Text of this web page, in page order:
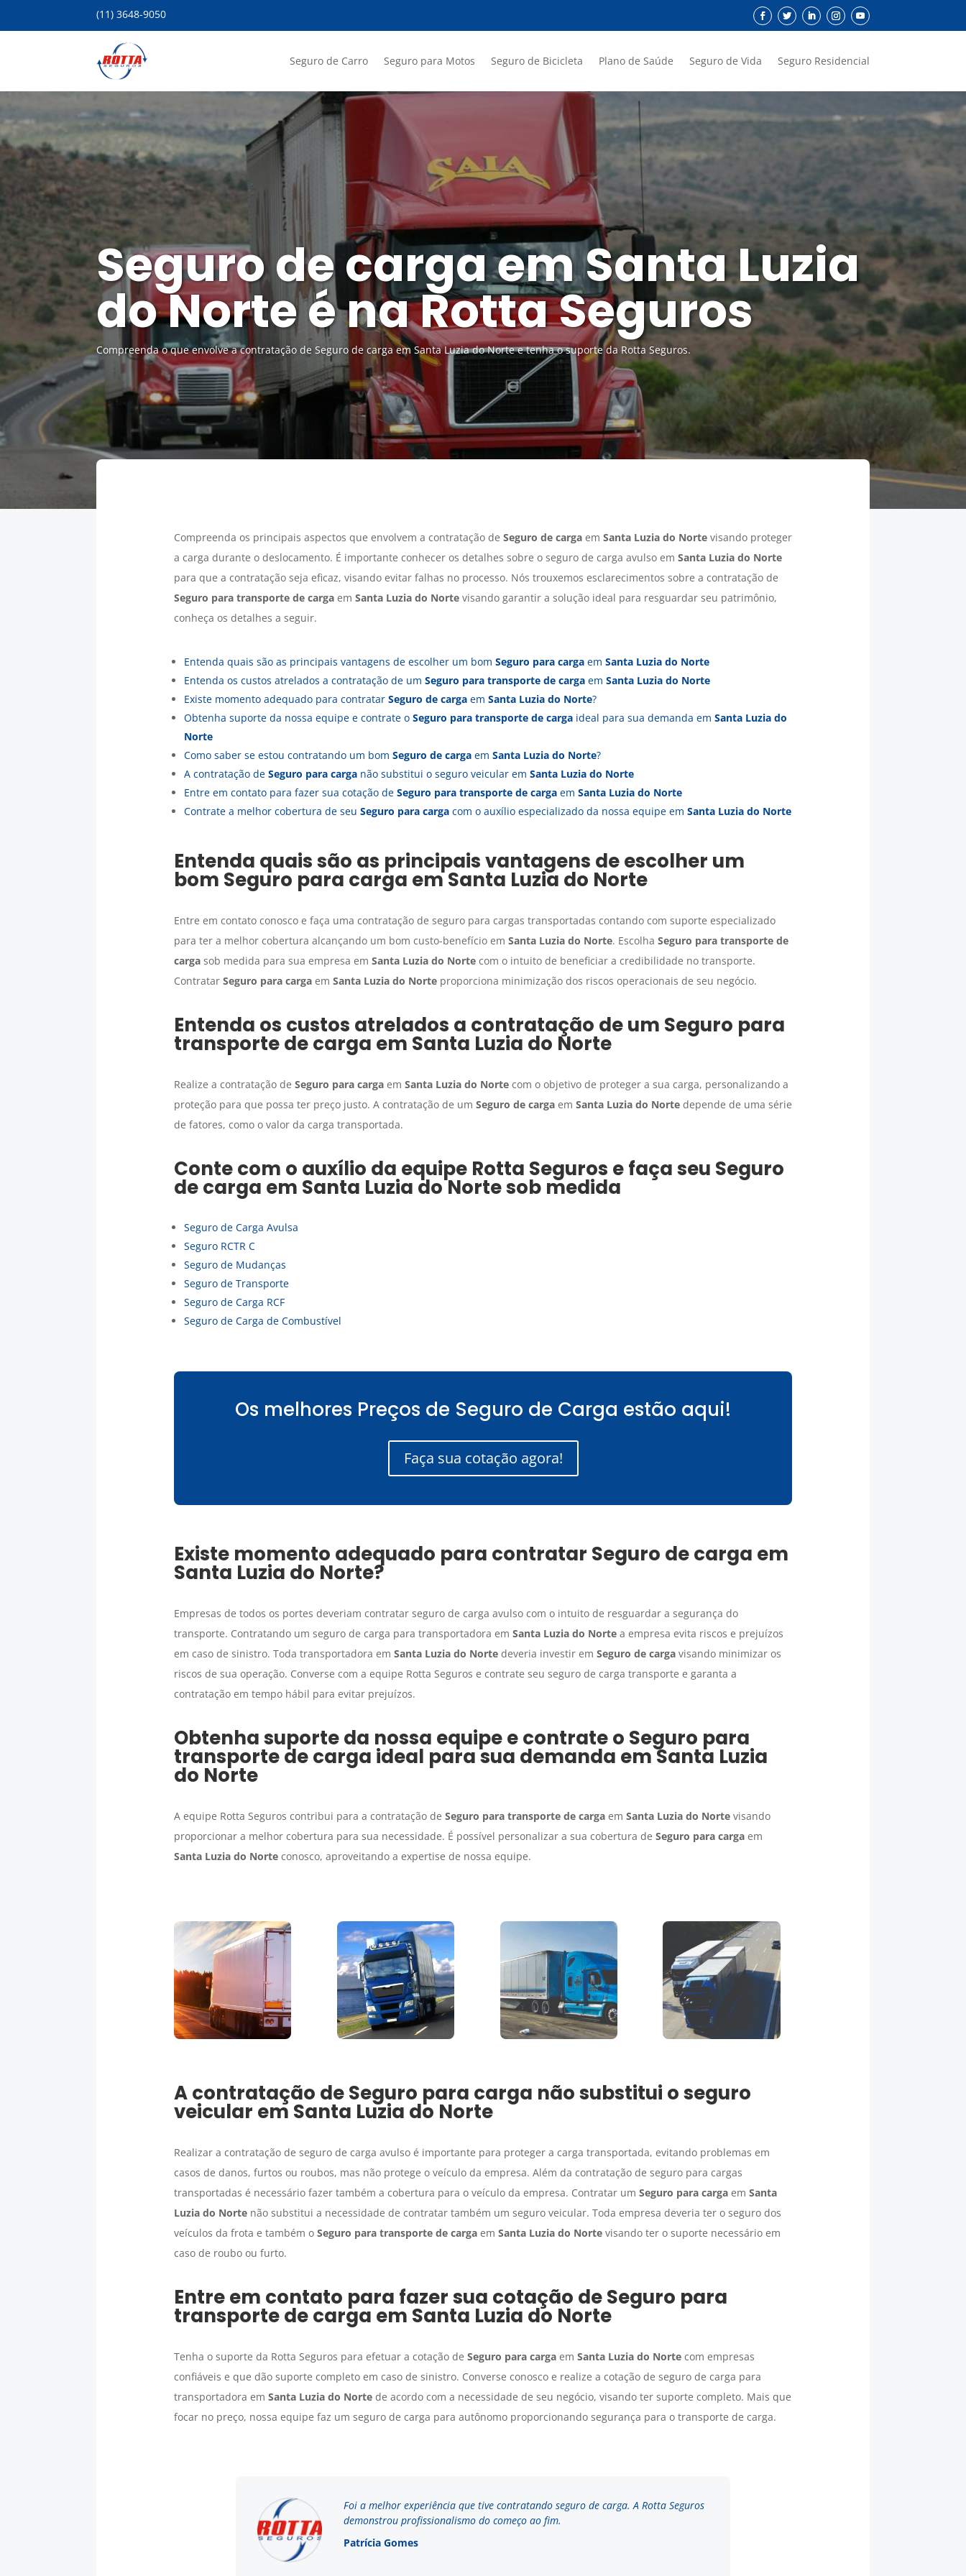
(11) 3648-9050
Seguro de Carro Seguro para Motos Seguro de Bicicleta Plano de Saúde Seguro de Vida Seguro Residencial
Seguro de carga em Santa Luzia
do Norte é na Rotta Seguros
Compreenda o que envolve a contratação de Seguro de carga em Santa Luzia do Norte e tenha o suporte da Rotta Seguros.
Compreenda os principais aspectos que envolvem a contratação de Seguro de cargaem Santa Luzia do Nortevisando proteger
a carga durante o deslocamento. É importante conhecer os detalhes sobre o seguro de carga avulso em Santa Luzia do Norte
para que a contratação seja eficaz, visando evitar falhas no processo. Nós trouxemos esclarecimentos sobre a contratação de
Seguro para transporte de cargaem Santa Luzia do Nortevisando garantir a solução ideal para resguardar seu patrimônio,
conheça os detalhes a seguir.
Entenda quais são as principais vantagens de escolher um bom Seguro para cargaem Santa Luzia do Norte
Entenda os custos atrelados a contratação de um Seguro para transporte de cargaem Santa Luzia do Norte
Existe momento adequado para contratar Seguro de cargaem Santa Luzia do Norte?
Obtenha suporte da nossa equipe e contrate o Seguro para transporte de cargaideal para sua demanda em Santa Luzia do
Norte
Como saber se estou contratando um bom Seguro de cargaem Santa Luzia do Norte?
A contratação de Seguro para carganão substitui o seguro veicular em Santa Luzia do Norte
Entre em contato para fazer sua cotação de Seguro para transporte de cargaem Santa Luzia do Norte
Contrate a melhor cobertura de seu Seguro para cargacom o auxílio especializado da nossa equipe em Santa Luzia do Norte
Entenda quais são as principais vantagens de escolher um
bom Seguro para carga emSanta Luzia do Norte
Entre em contato conosco e faça uma contratação de seguro para cargas transportadas contando com suporte especializado
para ter a melhor cobertura alcançando um bom custo-benefício em Santa Luzia do Norte. Escolha Seguro para transporte de
cargasob medida para sua empresa em Santa Luzia do Nortecom o intuito de beneficiar a credibilidade no transporte.
Contratar Seguro para cargaem Santa Luzia do Norteproporciona minimização dos riscos operacionais de seu negócio.
Entenda os custos atrelados a contratação de um Seguro para
transporte de carga em Santa Luzia do Norte
Realize a contratação de Seguro para cargaem Santa Luzia do Nortecom o objetivo de proteger a sua carga, personalizando a
proteção para que possa ter preço justo. A contratação de um Seguro de cargaem Santa Luzia do Nortedepende de uma série
de fatores, como o valor da carga transportada.
Conte com o auxílio da equipe Rotta Seguros e faça seu Seguro
de carga em Santa Luzia do Nortesob medida
Seguro de Carga Avulsa
Seguro RCTR C
Seguro de Mudanças
Seguro de Transporte
Seguro de Carga RCF
Seguro de Carga de Combustível
Os melhores Preços de Seguro de Carga estão aqui!
Faça sua cotação agora!
Existe momento adequado para contratar Seguro de carga em
Santa Luzia do Norte?
Empresas de todos os portes deveriam contratar seguro de carga avulso com o intuito de resguardar a segurança do
transporte. Contratando um seguro de carga para transportadora em Santa Luzia do Nortea empresa evita riscos e prejuízos
em caso de sinistro. Toda transportadora em Santa Luzia do Nortedeveria investir em Seguro de cargavisando minimizar os
riscos de sua operação. Converse com a equipe Rotta Seguros e contrate seu seguro de carga transporte e garanta a
contratação em tempo hábil para evitar prejuízos.
Obtenha suporte da nossa equipe e contrate o Seguro para
transporte de carga ideal para sua demanda emSanta Luzia
do Norte
A equipe Rotta Seguros contribui para a contratação de Seguro para transporte de cargaem Santa Luzia do Nortevisando
proporcionar a melhor cobertura para sua necessidade. É possível personalizar a sua cobertura de Seguro para cargaem
Santa Luzia do Norteconosco, aproveitando a expertise de nossa equipe.
A contratação deSeguro para carga não substitui o seguro
veicular em Santa Luzia do Norte
Realizar a contratação de seguro de carga avulso é importante para proteger a carga transportada, evitando problemas em
casos de danos, furtos ou roubos, mas não protege o veículo da empresa. Além da contratação de seguro para cargas
transportadas é necessário fazer também a cobertura para o veículo da empresa. Contratar um Seguro para cargaem Santa
Luzia do Nortenão substitui a necessidade de contratar também um seguro veicular. Toda empresa deveria ter o seguro dos
veículos da frota e também o Seguro para transporte de cargaem Santa Luzia do Nortevisando ter o suporte necessário em
caso de roubo ou furto.
Entre em contato para fazer sua cotação deSeguro para
transporte de carga em Santa Luzia do Norte
Tenha o suporte da Rotta Seguros para efetuar a cotação de Seguro para cargaem Santa Luzia do Nortecom empresas
confiáveis e que dão suporte completo em caso de sinistro. Converse conosco e realize a cotação de seguro de carga para
transportadora em Santa Luzia do Nortede acordo com a necessidade de seu negócio, visando ter suporte completo. Mais que
focar no preço, nossa equipe faz um seguro de carga para autônomo proporcionando segurança para o transporte de carga.
Foi a melhor experiência que tive contratando seguro de carga. A Rotta Seguros
demonstrou profissionalismo do começo ao fim.
Patrícia Gomes